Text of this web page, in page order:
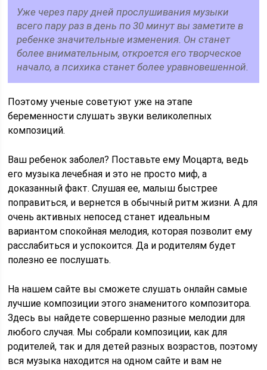
Уже через пару дней прослушивания музыки
всего пару раз в день по 30 минут вы заметите в
ребенке значительные изменения. Он станет
более внимательным, откроется его творческое
начало, а психика станет более уравновешенной.
Поэтому ученые советуют уже на этапе
беременности слушать звуки великолепных
композиций.
Ваш ребенок заболел? Поставьте ему Моцарта, ведь
его музыка лечебная и это не просто миф, а
доказанный факт. Слушая ее, малыш быстрее
поправиться, и вернется в обычный ритм жизни. А для
очень активных непосед станет идеальным
вариантом спокойная мелодия, которая позволит ему
расслабиться и успокоится. Да и родителям будет
полезно ее послушать.
На нашем сайте вы сможете слушать онлайн самые
лучшие композиции этого знаменитого композитора.
Здесь вы найдете совершенно разные мелодии для
любого случая. Мы собрали композиции, как для
родителей, так и для детей разных возрастов, поэтому
вся музыка находится на одном сайте и вам не